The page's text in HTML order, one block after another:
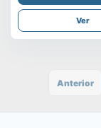
Ver
Anterior